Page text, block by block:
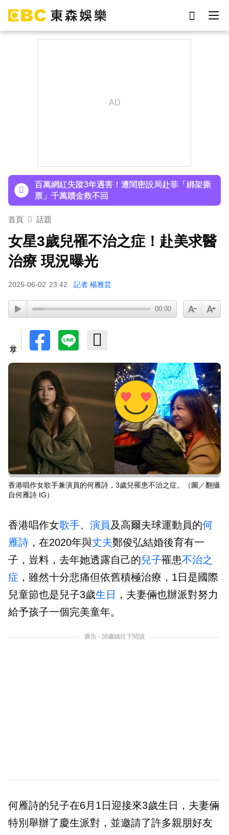
年保鮮秘訣曝
百萬網紅失蹤3年遇害！遭閨密設局赴菲「綁架撕
票」千萬贖金救不回
派助理颱風天護植栽！愛莉莎莎挨轟「命不如植
下載東森App，隨時掌握天下大小事！
年保鮮秘訣曝
首頁 話題
女星3歲兒罹不治之症！赴美求醫
治療 現況曝光
2025-06-02 23:42 記者 楊雅芸
00:00
香港唱作女歌手兼演員的何雁詩，3歲兒罹患不治之症。（圖／翻攝
自何雁詩 IG）
香港唱作女歌手、 演員 及高爾夫球運動員的何
雁詩 ，在2020年與丈夫鄭俊弘結婚後育有一
子，豈料，去年她透露自己的兒子罹患不治之
症 ，雖然十分悲痛但依舊積極治療，1日是國際
兒童節也是兒子3歲生日
，夫妻倆也辦派對努力
給予孩子一個完美童年。
廣告 - 請繼續往下閱讀
何雁詩的兒子在6月1日迎接來3歲生日，夫妻倆
特別舉辦了慶生派對，並邀請了許多親朋好友